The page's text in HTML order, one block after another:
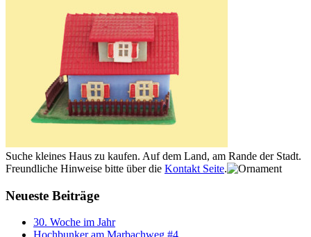
Suche kleines Haus zu kaufen. Auf dem Land, am Rande der Stadt.
Freundliche Hinweise bitte über die Kontakt Seite.
Neueste Beiträge
30. Woche im Jahr